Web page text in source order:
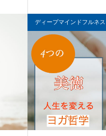
ディープマインドフルネス